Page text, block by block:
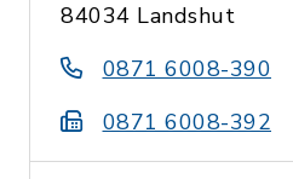
84034 Landshut
0871 6008-390
0871 6008-392